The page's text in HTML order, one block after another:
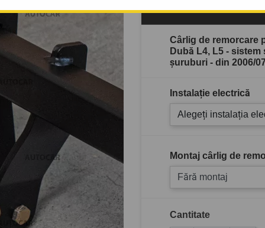
În stoc
Cârlig de remorcare
Dubă L4, L5 -
şuruburi - din 2006/
Instalație electrică
Alegeți instalația
Montaj cârlig de
Fără montaj
Cantitate